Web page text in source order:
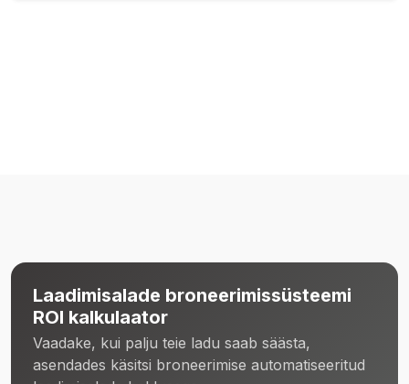
Laadimisalade broneerimissüsteemi
ROI kalkulaator
Vaadake, kui palju teie ladu saab säästa,
asendades käsitsi broneerimise automatiseeritud